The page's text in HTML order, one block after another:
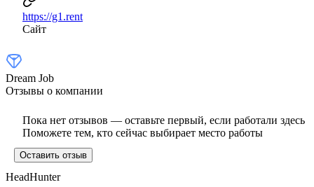
https://g1.rent
Сайт
Dream Job
Отзывы о компании
Пока нет отзывов — оставьте первый, если работали здесь
Поможете тем, кто сейчас выбирает место работы
Оставить отзыв
HeadHunter